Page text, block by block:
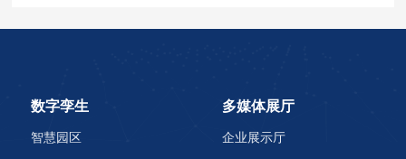
数字孪生
智慧园区
多媒体展厅
企业展示厅